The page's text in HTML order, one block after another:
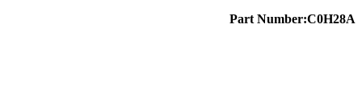
Part Number:C0H28A